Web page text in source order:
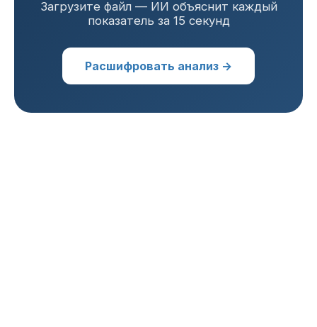
Загрузите файл — ИИ объяснит каждый
показатель за 15 секунд
Расшифровать анализ →